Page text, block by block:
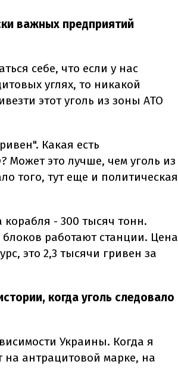
важных предприятий
себе, что если у нас
углях, то никакой
этот уголь из зоны АТО
Какая есть
Может это лучше, чем уголь из
того, тут еще и политическая
- 300 тысяч тонн.
работают станции. Цена
это 2,3 тысячи гривен за
когда уголь следовало
Украины. Когда я
антрацитовой марке, на